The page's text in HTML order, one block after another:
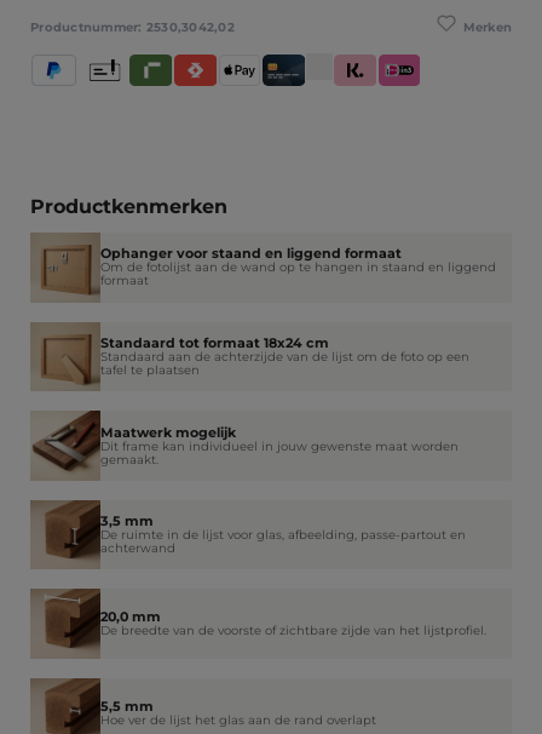
Merken
Productnummer: 2530,3042,02
PayPal RivertySatispayApple PayCreditcard / BetaalpasKlarna (Achteraf betalen /
iDeal IN3
Vooruitbetaling
Productkenmerken
Ophanger voor staand en liggend formaat
Om de fotolijst aan de wand op te hangen in staand en liggend
formaat
Standaard tot formaat 18x24 cm
Standaard aan de achterzijde van de lijst om de foto op een
tafel te plaatsen
Maatwerk mogelijk
Dit frame kan individueel in jouw gewenste maat worden
gemaakt.
3,5 mm
De ruimte in de lijst voor glas, afbeelding, passe-partout en
achterwand
20,0 mm
De breedte van de voorste of zichtbare zijde van het lijstprofiel.
5,5 mm
Hoe ver de lijst het glas aan de rand overlapt